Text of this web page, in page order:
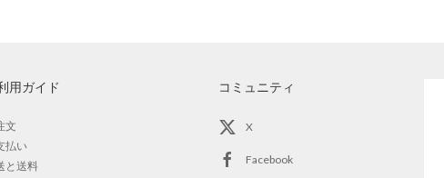
用ガイド
文
払い
と送料
コミュニティ
X
Facebook